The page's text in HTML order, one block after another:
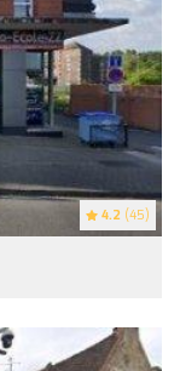
4.2 (45)